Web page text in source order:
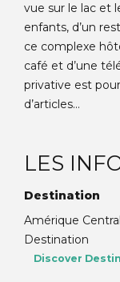
vue sur le lac et
enfants, d’un
ce complexe
café et d’une
privative est
d’articles...
LES
Destination
Amérique
Destination
Discover